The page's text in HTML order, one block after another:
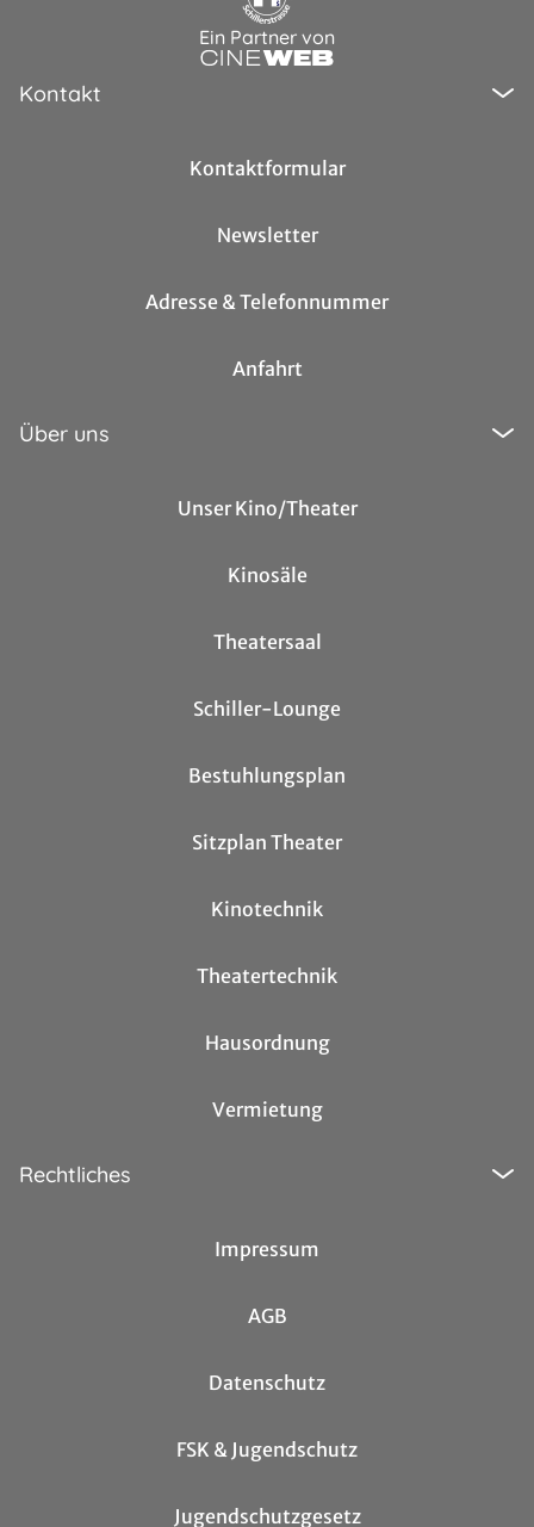
Ein Partner von
Kontakt
Kontaktformular
Newsletter
Adresse & Telefonnummer
Anfahrt
Über uns
Unser Kino/Theater
Kinosäle
Theatersaal
Schiller-Lounge
Bestuhlungsplan
Sitzplan Theater
Kinotechnik
Theatertechnik
Hausordnung
Vermietung
Rechtliches
Impressum
AGB
Datenschutz
FSK & Jugendschutz
Jugendschutzgesetz